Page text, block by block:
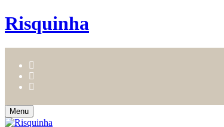
Risquinha
Menu